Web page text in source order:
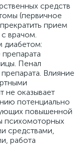
средств
(первичное
прием
врачом.
диабетом:
Пенал
Влияние
не оказывает
потенциально
повышенной
психомоторных
средствами,
работа